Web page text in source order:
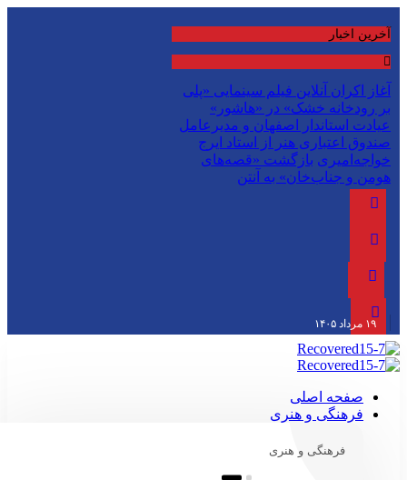
آخرین اخبار
آغاز اکران آنلاین فیلم سینمایی «پلی
بر رودخانه خشک» در «هاشور»
عیادت استاندار اصفهان و مدیرعامل
صندوق اعتباری هنر از استاد ایرج
خواجه‌امیری بازگشت «قصه‌های
هومن و جناب‌خان» به آنتن
صفحه اصلی
فرهنگی و هنری
فرهنگی و هنری